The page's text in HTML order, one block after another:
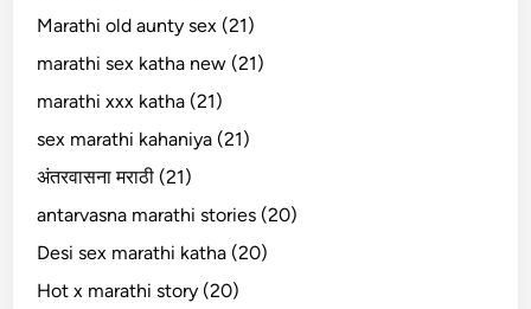
Marathi old aunty sex (21)
marathi sex katha new (21)
marathi xxx katha (21)
sex marathi kahaniya (21)
अंतरवासना मराठी (21)
antarvasna marathi stories (20)
Desi sex marathi katha (20)
Hot x marathi story (20)